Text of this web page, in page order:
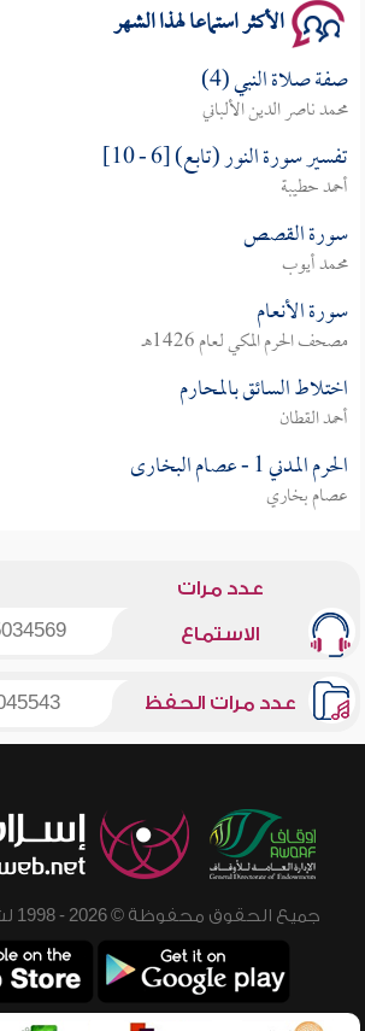
الأكثر استماعا لهذا الشهر
صفة صلاة النبي (4)
محمد ناصر الدين الألباني
تفسير سورة النور (تابع) [6 - 10]
أحمد حطيبة
سورة القصص
محمد أيوب
سورة الأنعام
مصحف الحرم المكي لعام 1426هـ
اختلاط السائق بالمحارم
أحمد القطان
الحرم المدني 1 - عصام البخارى
عصام بخاري
عدد مرات
الاستماع
عدد مرات الحفظ
جميع الحقوق محفوظة © 2026 - 1998 لشبكة إسلام ويب